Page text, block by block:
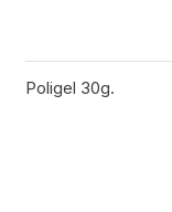
Poligel 30g.